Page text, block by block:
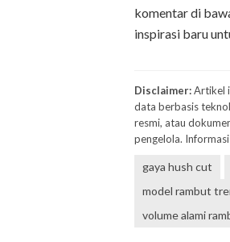
komentar di
inspirasi baru
Disclaimer:Artikel
data berbasis
resmi, atau
pengelola.
gaya hush cut
model rambut
volume alami